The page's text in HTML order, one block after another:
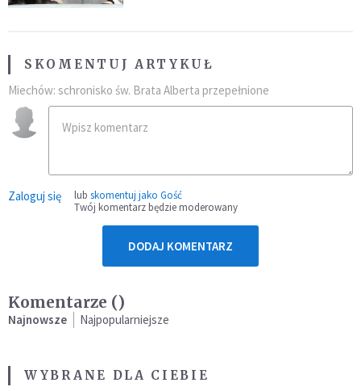
SKOMENTUJ ARTYKUŁ
Miechów: schronisko św. Brata Alberta przepełnione
Zaloguj się lub skomentuj jako Gość
Twój komentarz będzie moderowany
DODAJ KOMENTARZ
Komentarze ()
Najnowsze Najpopularniejsze
WYBRANE DLA CIEBIE